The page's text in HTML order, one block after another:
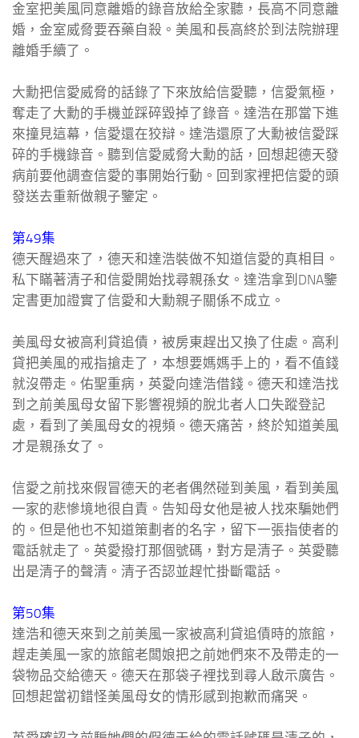
金室把美風同意離婚的錄音放給全家聽，長高不同意離
婚，金室威脅要吞藥自殺。美風和長高終於到法院辦理
離婚手續了。
大勳把信愛威脅的話錄了下來放給信愛聽，信愛氣極，
奪走了大勳的手機並踩碎毀掉了錄音。達浩在那當下進
來撞見這幕，信愛還在狡辯。達浩還原了大勳被信愛踩
碎的手機錄音。聽到信愛威脅大勳的話，回想起德天發
病前要他調查信愛的事開始行動。回到家裡把信愛的頭
發送去重新做親子鑒定。
第49集
德天醒過來了，德天和達浩裝做不知道信愛的真相目。
私下瞞著清子和信愛開始找尋親孫女。達浩拿到DNA鑒
定書更加證實了信愛和大勳親子關係不成立。
美風母女被高利貸追債，被房東趕出又換了住處。高利
貸把美風的戒指搶走了，本想要媽媽手上的，看不值錢
就沒帶走。佑聖重病，英愛向達浩借錢。德天和達浩找
到之前美風母女留下影響視頻的脫北者人口失蹤登記
處，看到了美風母女的視頻。德天痛苦，終於知道美風
才是親孫女了。
信愛之前找來假冒德天的老者偶然碰到美風，看到美風
一家的悲慘境地很自責。告知母女他是被人找來騙她們
的。但是他也不知道策劃者的名字，留下一張指使者的
電話就走了。英愛撥打那個號碼，對方是清子。英愛聽
出是清子的聲清。清子否認並趕忙掛斷電話。
第50集
達浩和德天來到之前美風一家被高利貸追債時的旅館，
趕走美風一家的旅館老闆娘把之前她們來不及帶走的一
袋物品交給德天。德天在那袋子裡找到尋人啟示廣告。
回想起當初錯怪美風母女的情形感到抱歉而痛哭。